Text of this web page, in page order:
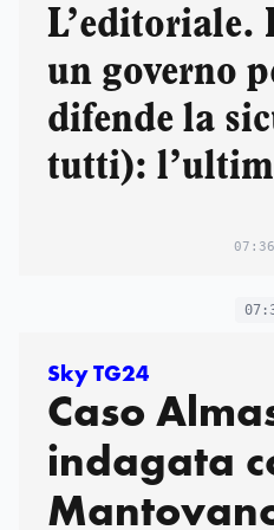
L’editoriale.
un governo
difende la
tutti):
07:36
Sky TG24
Caso
indagata